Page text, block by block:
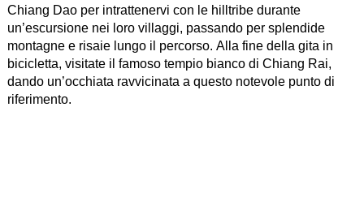
Chiang Dao per intrattenervi con le hilltribe durante
un’escursione nei loro villaggi, passando per splendide
montagne e risaie lungo il percorso. Alla fine della gita in
bicicletta, visitate il famoso tempio bianco di Chiang Rai,
dando un’occhiata ravvicinata a questo notevole punto di
riferimento.